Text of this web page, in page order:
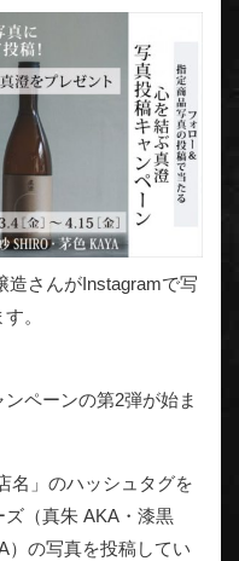
さんがInstagramで写
。
ペーンの第2弾が始ま
名」のハッシュタグを
（真朱 AKA・漆黒
）の写真を投稿してい